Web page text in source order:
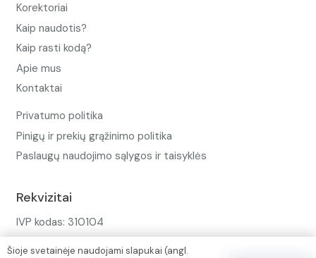
Korektoriai
Kaip naudotis?
Kaip rasti kodą?
Apie mus
Kontaktai
Privatumo politika
Pinigų ir prekių grąžinimo politika
Paslaugų naudojimo sąlygos ir taisyklės
Rekvizitai
IVP kodas: 310104
Šioje svetainėje naudojami slapukai (angl.